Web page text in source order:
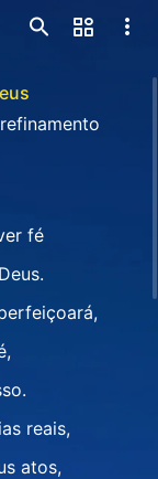
fé
reais,
atos,